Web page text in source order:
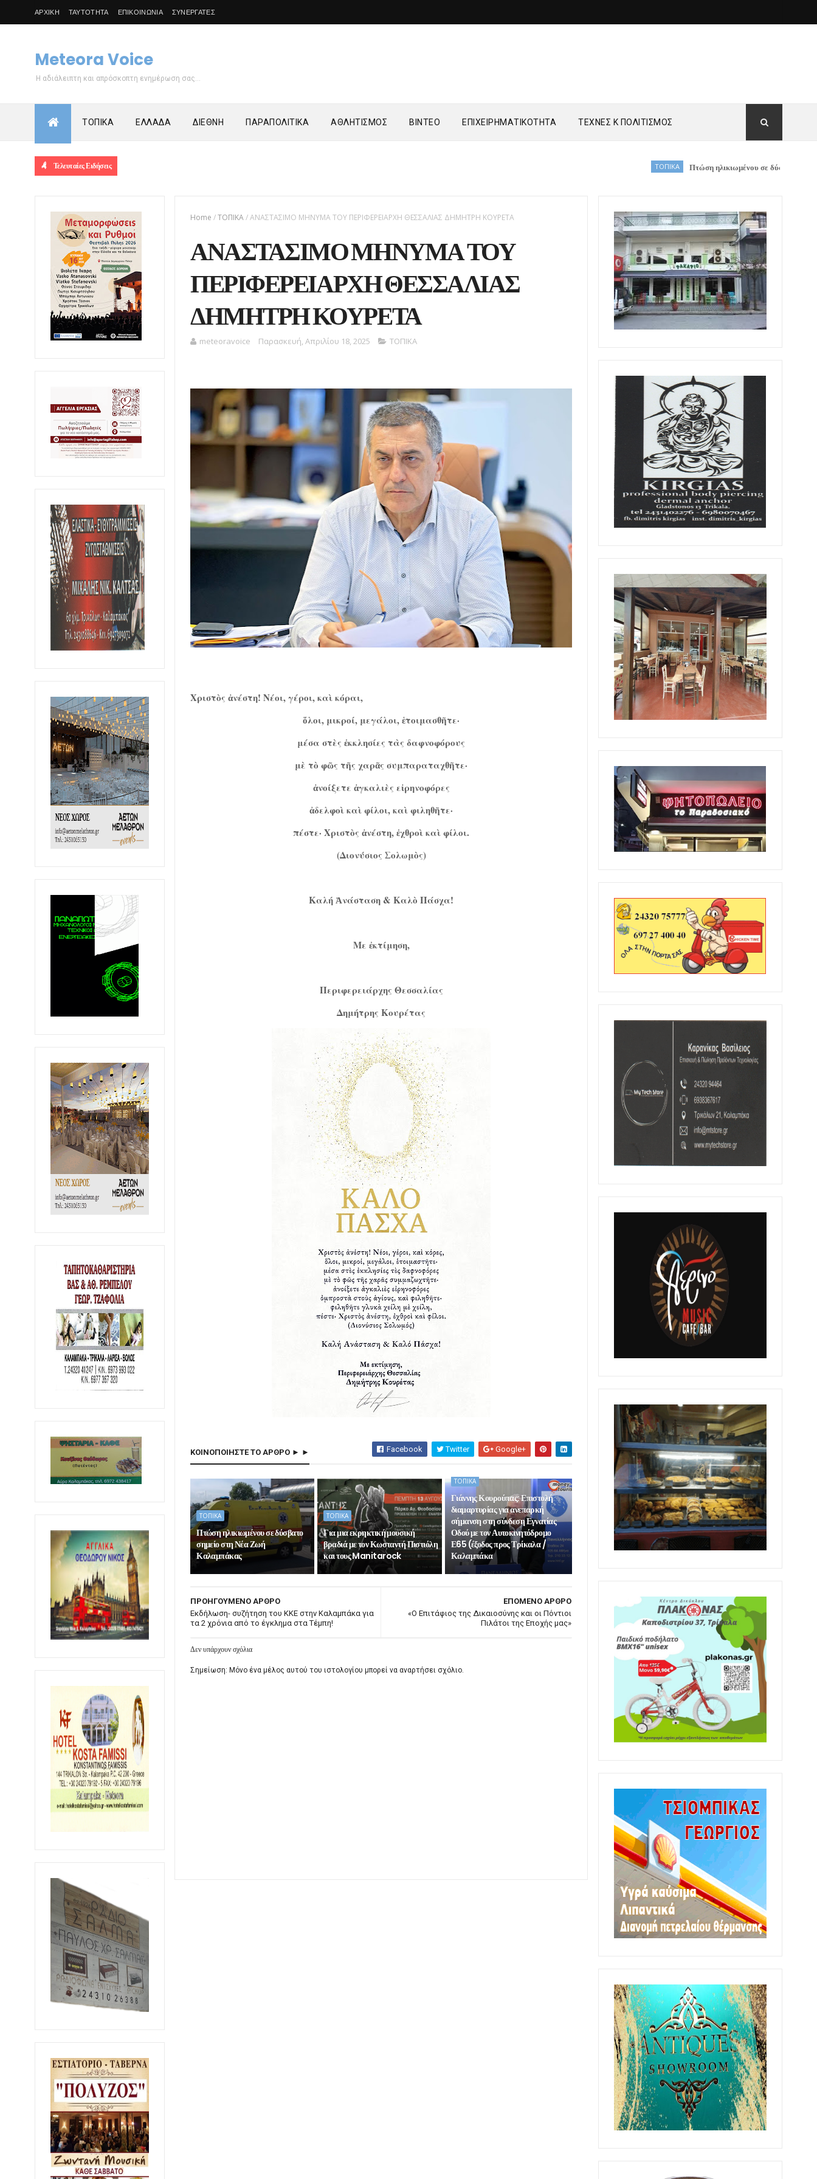
ΑΡΧΙΚΗ ΤΑΥΤΟΤΗΤΑ ΕΠΙΚΟΙΝΩΝΙΑ ΣΥΝΕΡΓΑΤΕΣ
Meteora Voice
Η αδιάλειπτη και απρόσκοπτη ενημέρωση σας...
ΤΟΠΙΚΑ ΕΛΛΑΔΑ ΔΙΕΘΝΗ ΠΑΡΑΠΟΛΙΤΙΚΑ ΑΘΛΗΤΙΣΜΟΣ ΒΙΝΤΕΟ ΕΠΙΧΕΙΡΗΜΑΤΙΚΟΤΗΤΑ ΤΕΧΝΕΣ Κ ΠΟΛΙΤΙΣΜΟΣ
Τελευταίες Ειδήσεις Πτώση ηλικιωμένου σε δύσβατο σημείο στη Νέα
Home /ΤΟΠΙΚΑ/ΑΝΑΣΤΑΣΙΜΟ ΜΗΝΥΜΑ ΤΟΥ ΠΕΡΙΦΕΡΕΙΑΡΧΗ ΘΕΣΣΑΛΙΑΣ ΔΗΜΗΤΡΗ ΚΟΥΡΕΤΑ
ΑΝΑΣΤΑΣΙΜΟ ΜΗΝΥΜΑ ΤΟΥ
ΠΕΡΙΦΕΡΕΙΑΡΧΗ ΘΕΣΣΑΛΙΑΣ
ΔΗΜΗΤΡΗ ΚΟΥΡΕΤΑ
meteoravoice Παρασκευή, Απριλίου 18, 2025 ΤΟΠΙΚΑ
Χριστὸς ἀνέστη! Νέοι, γέροι, καὶ κόραι,
ὅλοι, μικροί, μεγάλοι, ἑτοιμασθῆτε·
μέσα στὲς ἐκκλησίες τὰς δαφνοφόρους
μὲ τὸ φῶς τῆς χαρᾶς συμπαραταχθῆτε·
ἀνοίξετε ἀγκαλιὲς εἰρηνοφόρες
ἀδελφοὶ καὶ φίλοι, καὶ φιληθῆτε·
πέστε· Χριστὸς ἀνέστη, ἐχθροὶ καὶ φίλοι.
(Διονύσιος Σολωμὸς)
Καλή Ἀνάσταση & Καλὸ Πάσχα!
Με ἐκτίμηση,
Περιφερειάρχης Θεσσαλίας
Δημήτρης Κουρέτας
ΚΟΙΝΟΠΟΙΗΣΤΕ ΤΟ ΑΡΘΡΟ ► ► Facebook Twitter Google+
ΤΟΠΙΚΑ
Πτώση ηλικιωμένου σε δύσβατο
σημείο στη Νέα Ζωή
Καλαμπάκας
ΤΟΠΙΚΑ
Για μια εκρηκτική μουσική
βραδιά με τον Κωσταντή Πιστιόλη
και τους Manitarock
ΤΟΠΙΚΑ
Γιάννης Κουρούπας: Επιστολή
διαμαρτυρίας για ανεπαρκή
σήμανση στη σύνδεση Εγνατίας
Οδού με τον Αυτοκινητόδρομο
Ε65 (έξοδος προς Τρίκαλα /
Καλαμπάκα
ΕΠΟΜΕΝΟ ΑΡΘΡΟ
«Ο Επιτάφιος της Δικαιοσύνης και οι Πόντιοι
Πιλάτοι της Εποχής μας»
ΠΡΟΗΓΟΥΜΕΝΟ ΑΡΘΡΟ
Εκδήλωση- συζήτηση του ΚΚΕ στην Καλαμπάκα για
τα 2 χρόνια από το έγκλημα στα Τέμπη!
Δεν υπάρχουν σχόλια
Σημείωση: Μόνο ένα μέλος αυτού του ιστολογίου μπορεί να αναρτήσει σχόλιο.